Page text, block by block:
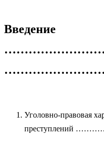
Введение
Уголовно-правовая
преступлений